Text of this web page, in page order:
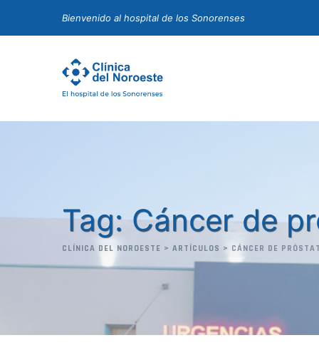
Bienvenido al hospital de los Sonorenses
Tag: Cáncer de
CLÍNICA DEL NOROESTE > ARTÍCULOS > CÁNCER DE